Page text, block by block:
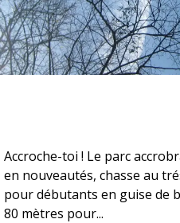
Accroche-toi ! Le parc
en nouveautés, chasse au
pour débutants en guise de
80 mètres pour...